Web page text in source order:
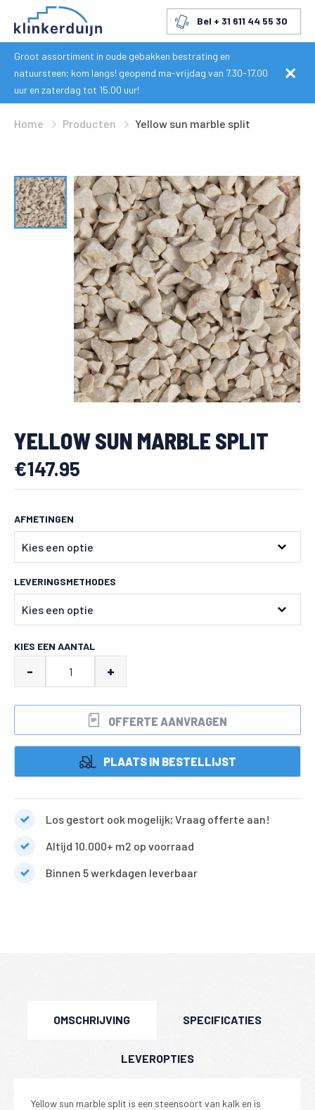
Bel + 31 611 44 55 30
Groot assortiment in oude gebakken bestrating en
natuursteen; kom langs! geopend ma-vrijdag van 7.30-17.00
uur en zaterdag tot 15.00 uur!
Home Producten Yellow sun marble split
YELLOW SUN MARBLE SPLIT
€147.95
AFMETINGEN
LEVERINGSMETHODES
KIES EEN AANTAL
sun
marble
aantal
- +
OFFERTE AANVRAGEN
PLAATS IN BESTELLIJST
Los gestort ook mogelijk; Vraag offerte aan!
Altijd 10.000+ m2 op voorraad
Binnen 5 werkdagen leverbaar
OMSCHRIJVING SPECIFICATIES
LEVEROPTIES
Yellow sun marble split is een steensoort van kalk en is